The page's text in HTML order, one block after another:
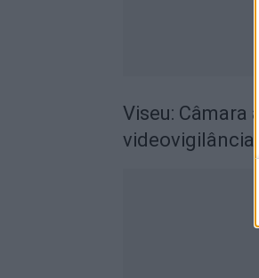
Viseu: Câmara
videovigilância